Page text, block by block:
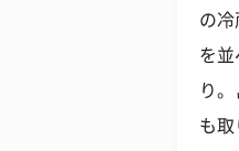
の冷
を並
り
も取